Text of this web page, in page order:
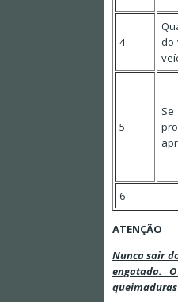
4
do
5
6
ATENÇÃO
Nunca sair
engatada.
queimaduras